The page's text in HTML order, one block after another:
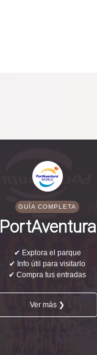
GUÍA COMPLETA
PortAventura
✔ Explora el parque
✔ Info útil para visitarlo
✔ Compra tus entradas
Ver más ❯